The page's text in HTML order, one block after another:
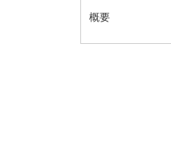
概要